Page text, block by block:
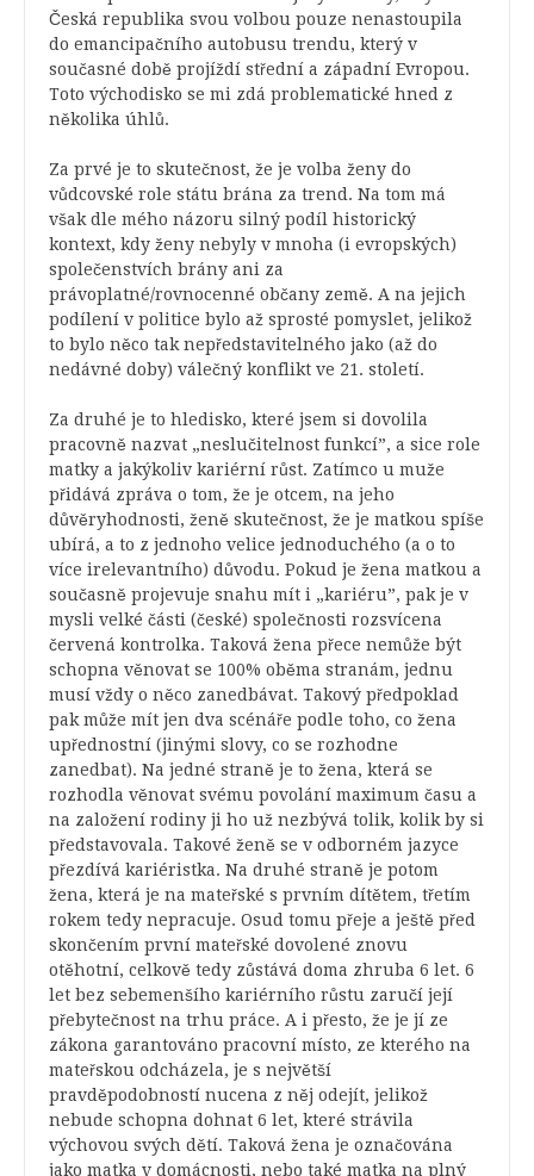
Česká republika svou volbou pouze nenastoupila
do emancipačního autobusu trendu, který v
současné době projíždí střední a západní Evropou.
Toto východisko se mi zdá problematické hned z
několika úhlů.
Za prvé je to skutečnost, že je volba ženy do
vůdcovské role státu brána za trend. Na tom má
však dle mého názoru silný podíl historický
kontext, kdy ženy nebyly v mnoha (i evropských)
společenstvích brány ani za
právoplatné/rovnocenné občany země. A na jejich
podílení v politice bylo až sprosté pomyslet, jelikož
to bylo něco tak nepředstavitelného jako (až do
nedávné doby) válečný konflikt ve 21. století.
Za druhé je to hledisko, které jsem si dovolila
pracovně nazvat „neslučitelnost funkcí”, a sice role
matky a jakýkoliv kariérní růst. Zatímco u muže
přidává zpráva o tom, že je otcem, na jeho
důvěryhodnosti, ženě skutečnost, že je matkou spíše
ubírá, a to z jednoho velice jednoduchého (a o to
více irelevantního) důvodu. Pokud je žena matkou a
současně projevuje snahu mít i „kariéru”, pak je v
mysli velké části (české) společnosti rozsvícena
červená kontrolka. Taková žena přece nemůže být
schopna věnovat se 100% oběma stranám, jednu
musí vždy o něco zanedbávat. Takový předpoklad
pak může mít jen dva scénáře podle toho, co žena
upřednostní (jinými slovy, co se rozhodne
zanedbat). Na jedné straně je to žena, která se
rozhodla věnovat svému povolání maximum času a
na založení rodiny ji ho už nezbývá tolik, kolik by si
představovala. Takové ženě se v odborném jazyce
přezdívá kariéristka. Na druhé straně je potom
žena, která je na mateřské s prvním dítětem, třetím
rokem tedy nepracuje. Osud tomu přeje a ještě před
skončením první mateřské dovolené znovu
otěhotní, celkově tedy zůstává doma zhruba 6 let. 6
let bez sebemenšího kariérního růstu zaručí její
přebytečnost na trhu práce. A i přesto, že je jí ze
zákona garantováno pracovní místo, ze kterého na
mateřskou odcházela, je s největší
pravděpodobností nucena z něj odejít, jelikož
nebude schopna dohnat 6 let, které strávila
výchovou svých dětí. Taková žena je označována
jako matka v domácnosti, nebo také matka na plný